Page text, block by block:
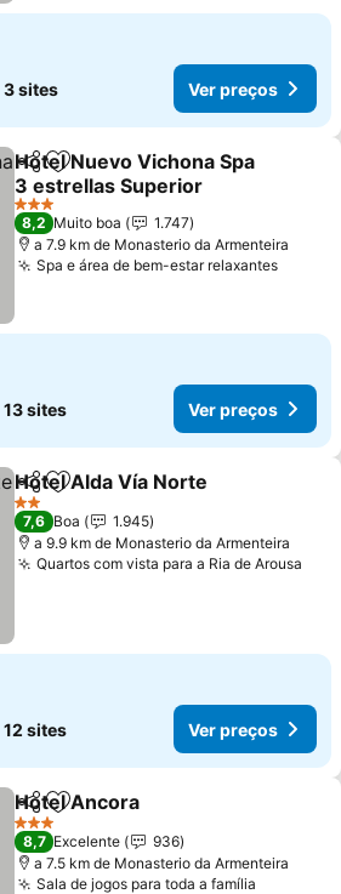
3 sites Ver preços
PartilharAdicionar aos favoritos
Hotel Nuevo Vichona Spa
3 estrellas Superior
Ver preços
3 Estrelas
8,2 Muito boa
1.747
a 7.9 km de Monasterio da Armenteira
Spa e área de bem-estar relaxantesVer
13 sites Ver preços
PartilharAdicionar aos favoritos
Hotel Alda Vía Norte
2 Estrelas
7,6 Boa
1.945
a 9.9 km de Monasterio da Armenteira
Quartos com vista para a Ria de Arousa
12 sites Ver preços
PartilharAdicionar aos favoritos
Hotel Ancora
3 Estrelas
8,7 Excelente
936
a 7.5 km de Monasterio da Armenteira
Sala de jogos para toda a família